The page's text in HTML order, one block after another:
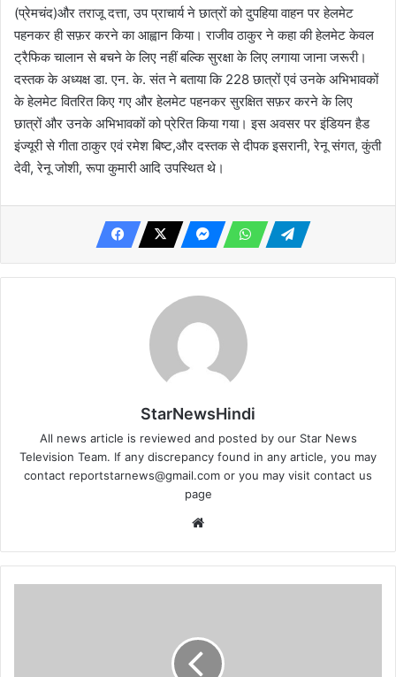
(प्रेमचंद)और तराजू दत्ता, उप प्राचार्य ने छात्रों को दुपहिया वाहन पर हेलमेट
पहनकर ही सफ़र करने का आह्वान किया। राजीव ठाकुर ने कहा की हेलमेट केवल
ट्रैफिक चालान से बचने के लिए नहीं बल्कि सुरक्षा के लिए लगाया जाना जरूरी।
दस्तक के अध्यक्ष डा. एन. के. संत ने बताया कि 228 छात्रों एवं उनके अभिभावकों
के हेलमेट वितरित किए गए और हेलमेट पहनकर सुरक्षित सफ़र करने के लिए
छात्रों और उनके अभिभावकों को प्रेरित किया गया। इस अवसर पर इंडियन हैड
इंज्यूरी से गीता ठाकुर एवं रमेश बिष्ट,और दस्तक से दीपक इसरानी, रेनू संगत, कुंती
देवी, रेनू जोशी, रूपा कुमारी आदि उपस्थित थे।
StarNewsHindi
All news article is reviewed and posted by our Star News
Television Team. If any discrepancy found in any article, you may
contact reportstarnews@gmail.com or you may visit contact us
page